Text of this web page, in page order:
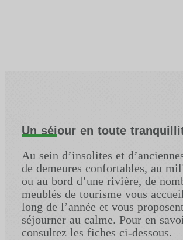
Un séjour en toute
Au sein d’insolites et
de demeures confortables, au
ou au bord d’une rivière, de
meublés de tourisme vous
long de l’année et vous
séjourner au calme. Pour en
consultez les fiches ci-dessous.